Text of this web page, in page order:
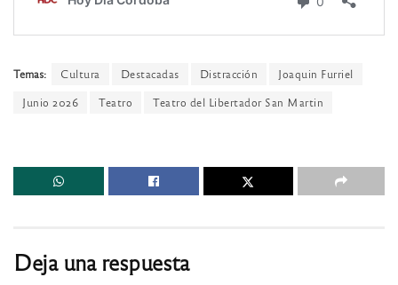
Temas: Cultura Destacadas Distracción
Joaquin Furriel
Junio 2026
Teatro Teatro del Libertador San Martin
Deja una respuesta